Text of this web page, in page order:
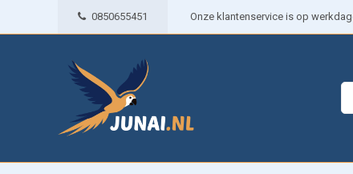
0850655451 Onze klantenservice is op